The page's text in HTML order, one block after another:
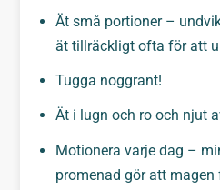
Ät små portioner –
ät tillräckligt ofta för att
Tugga noggrant!
Ät i lugn och ro och njut
Motionera varje dag –
promenad gör att magen